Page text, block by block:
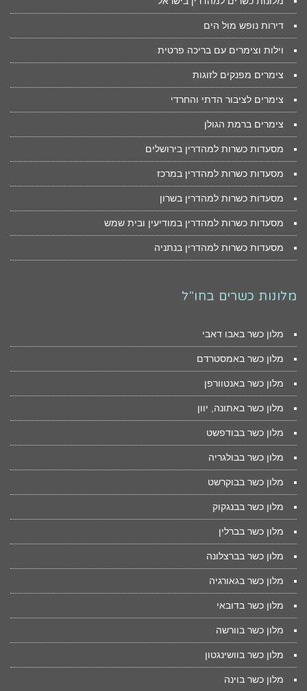
דירות נופש מול הים
וילות וצימרים עם בריכה פרטית
צימרים מפנקים לזוגות
צימרים לציבור הדתי והחרדי
צימרים ברמת הגולן
מסעדות כשרות למהדרין בירושלים
מסעדות כשרות למהדרין במרכז
מסעדות כשרות למהדרין בשרון
מסעדות כשרות למהדרין במודיעין ובית שמש
מסעדות כשרות למהדרין בנתניה
מלונות כשרים בחו"ל
מלון כשר באבו דאבי
מלון כשר באמסטרדם
מלון כשר באנטוורפן
מלון כשר באתונה, יוון
מלון כשר בבודפשט
מלון כשר בבולגריה
מלון כשר בבוקרשט
מלון כשר בבנגקוק
מלון כשר בברלין
מלון כשר בברצלונה
מלון כשר בגאורגיה
מלון כשר בדובאי
מלון כשר בוורשה
מלון כשר בוושינגטון
מלון כשר בוינה